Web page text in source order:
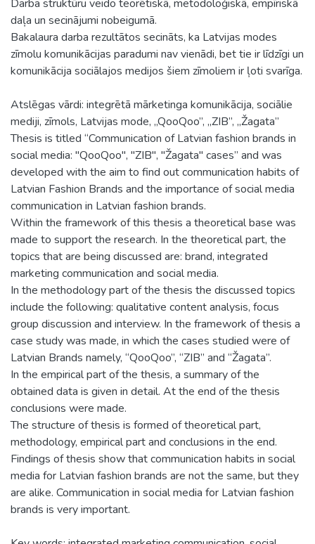
Darba struktūru veido teorētiskā, metodoloģiskā, empīriskā
daļa un secinājumi nobeigumā.
Bakalaura darba rezultātos secināts, ka Latvijas modes
zīmolu komunikācijas paradumi nav vienādi, bet tie ir līdzīgi un
komunikācija sociālajos medijos šiem zīmoliem ir ļoti svarīga.
Atslēgas vārdi: integrētā mārketinga komunikācija, sociālie
mediji, zīmols, Latvijas mode, „QooQoo”, „ZIB”, „Žagata”
Thesis is titled “Communication of Latvian fashion brands in
social media: "QooQoo", "ZIB", "Žagata" cases” and was
developed with the aim to find out communication habits of
Latvian Fashion Brands and the importance of social media
communication in Latvian fashion brands.
Within the framework of this thesis a theoretical base was
made to support the research. In the theoretical part, the
topics that are being discussed are: brand, integrated
marketing communication and social media.
In the methodology part of the thesis the discussed topics
include the following: qualitative content analysis, focus
group discussion and interview. In the framework of thesis a
case study was made, in which the cases studied were of
Latvian Brands namely, “QooQoo”, “ZIB” and “Žagata”.
In the empirical part of the thesis, a summary of the
obtained data is given in detail. At the end of the thesis
conclusions were made.
The structure of thesis is formed of theoretical part,
methodology, empirical part and conclusions in the end.
Findings of thesis show that communication habits in social
media for Latvian fashion brands are not the same, but they
are alike. Communication in social media for Latvian fashion
brands is very important.